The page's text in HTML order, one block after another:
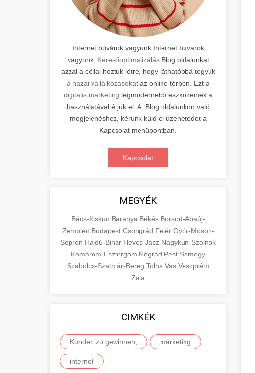
Internet búvárok vagyunk.Internet búvárok
vagyunk. KeresőoptimalizálásBlog oldalunkat
azzal a céllal hoztuk létre, hogy láthatóbbá tegyük
a hazai vállalkozásokat az online térben. Ezt a
digitális marketing legmodernebb eszközeinek a
használatával érjük el. A Blog oldalunkon való
megjelenéshez, kérünk küld el üzenetedet a
Kapcsolat menüpontban.
Kapcsolat
MEGYÉK
Bács-Kiskun Baranya Békés Borsod-Abaúj-
Zemplén Budapest Csongrád Fejér Győr-Moson-
Sopron Hajdú-Bihar Heves Jász-Nagykun-Szolnok
Komárom-Esztergom Nógrád Pest Somogy
Szabolcs-Szatmár-Bereg Tolna Vas Veszprém
Zala
CIMKÉK
Kunden zu gewinnen, marketing
internet